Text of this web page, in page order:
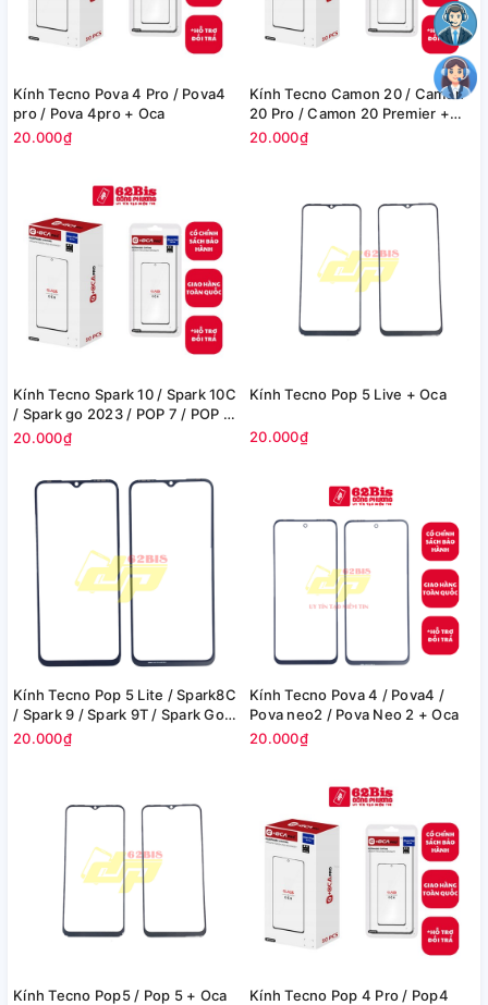
Kính Tecno Pova 4 Pro / Pova4
pro / Pova 4pro + Oca
20.000₫
Kính Tecno Camon 20 / Camon
20 Pro / Camon 20 Premier +
Oca
20.000₫
Kính Tecno Spark 10 / Spark 10C
/ Spark go 2023 / POP 7 / POP 7
pro / Infinix HOT 30i / Smart 7 /
Colour Pro 5G / P40 / P55 / ZTE
A34 / A54 / A33S + Oca
20.000₫
Kính Tecno Pop 5 Live + Oca
20.000₫
Kính Tecno Pop 5 Lite / Spark8C
/ Spark 9 / Spark 9T / Spark Go
2022 / itel Vision 3 / Vision 5 +
20.000₫
Kính Tecno Pova 4 / Pova4 /
Pova neo2 / Pova Neo 2 + Oca
20.000₫
Kính Tecno Pop5 / Pop 5 + Oca
Kính Tecno Pop 4 Pro / Pop4